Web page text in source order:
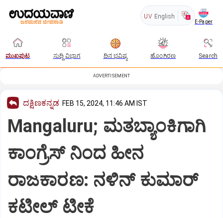
UV English
E-Paper
ಮುಖಪುಟ ಸುದ್ದಿ ವಿಭಾಗ ದಿನ ಭವಿಷ್ಯ ಹೊಂಗಿರಣ Search
ADVERTISEMENT
ದಕ್ಷಿಣಕನ್ನಡ FEB 15, 2024, 11:46 AM IST
Mangaluru; ಮತಬ್ಯಾಂಕಿಗಾಗಿ
ಕಾಂಗ್ರೆಸ್ ನಿಂದ ಹೀನ
ರಾಜಕಾರಣ: ನಳಿನ್ ಕುಮಾರ್
ಕಟೀಲ್ ಟೀಕೆ